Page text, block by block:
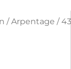
/Arpentage /